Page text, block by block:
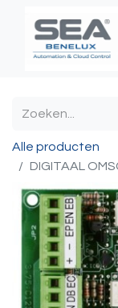
Alle producten
DIGITAAL